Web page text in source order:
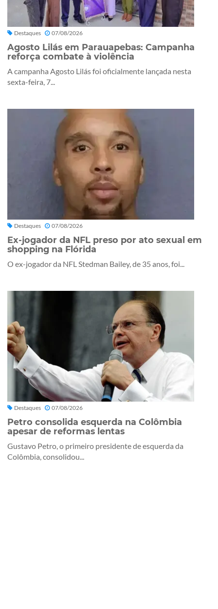
Destaques 07/08/2026
Agosto Lilás em Parauapebas: Campanha
reforça combate à violência
A campanha Agosto Lilás foi oficialmente lançada nesta
sexta-feira, 7...
Destaques 07/08/2026
Ex-jogador da NFL preso por ato sexual em
shopping na Flórida
O ex-jogador da NFL Stedman Bailey, de 35 anos, foi...
Destaques 07/08/2026
Petro consolida esquerda na Colômbia
apesar de reformas lentas
Gustavo Petro, o primeiro presidente de esquerda da
Colômbia, consolidou...